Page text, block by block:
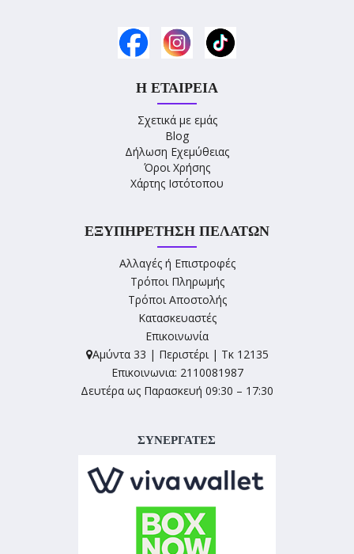
Η ΕΤΑΙΡΕΊΑ
Σχετικά με εμάς
Blog
Δήλωση Εχεμύθειας
Όροι Χρήσης
Χάρτης Ιστότοπου
ΕΞΥΠΗΡΈΤΗΣΗ ΠΕΛΑΤΏΝ
Αλλαγές ή Επιστροφές
Τρόποι Πληρωμής
Τρόποι Αποστολής
Κατασκευαστές
Επικοινωνία
Αμύντα 33 | Περιστέρι | Τκ 12135
Επικοινωνια: 2110081987
Δευτέρα ως Παρασκευή 09:30 – 17:30
ΣΥΝΕΡΓΑΤΕΣ